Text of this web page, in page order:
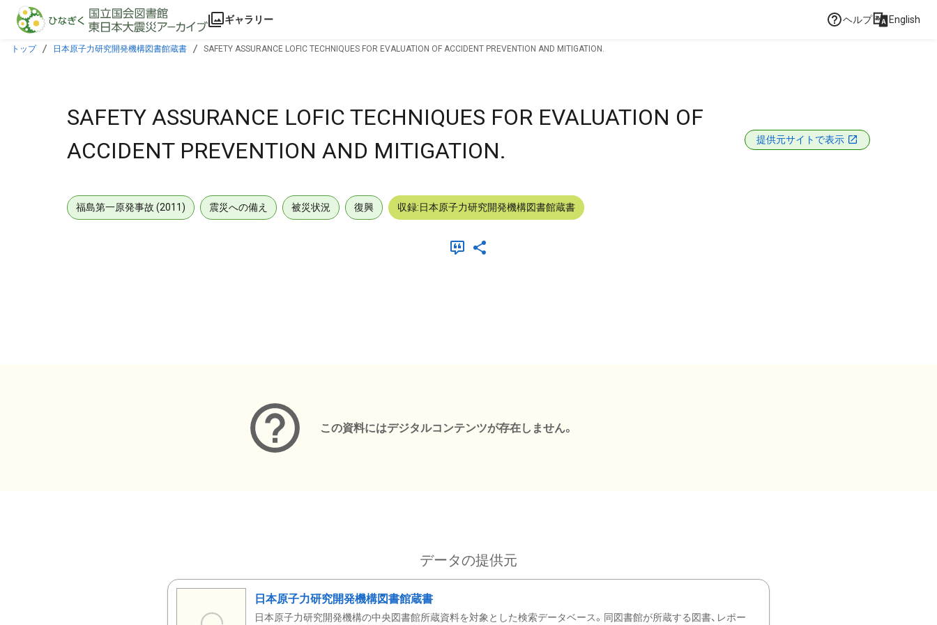
本文に飛ぶ
ギャラリー ヘルプ English
トップ 日本原子力研究開発機構図書館蔵書 SAFETY ASSURANCE LOFIC TECHNIQUES FOR EVALUATION OF ACCIDENT PREVENTION AND MITIGATION.
SAFETY ASSURANCE LOFIC TECHNIQUES FOR EVALUATION OF
ACCIDENT PREVENTION AND MITIGATION.
提供元サイトで表示
福島第一原発事故 (2011) 震災への備え 被災状況 復興 収録:日本原子力研究開発機構図書館蔵書
この資料にはデジタルコンテンツが存在しません。
データの提供元
日本原子力研究開発機構図書館蔵書
日本原子力研究開発機構の中央図書館所蔵資料を対象とした検索データベース。同図書館が所蔵する図書、レポー